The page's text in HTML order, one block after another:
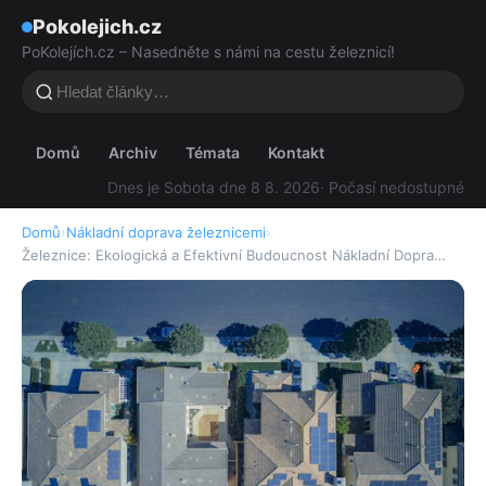
Pokolejich.cz
PoKolejích.cz – Nasedněte s námi na cestu železnicí!
Domů Archiv Témata
Kontakt
Dnes je Sobota dne 8 8. 2026· Počasí nedostupné
Domů›Nákladní doprava železnicemi›
Železnice: Ekologická a Efektivní Budoucnost Nákladní Dopra…